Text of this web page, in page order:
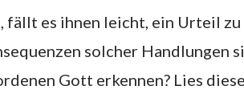
fällt es ihnen leicht, ein Urteil
solcher Handlungen
Gott erkennen? Lies